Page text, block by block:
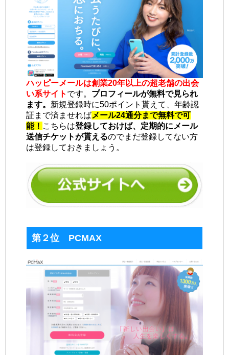
ハッピーメールは創業20年以上の超老舗の出会
い系サイト です。 プロフィールが無料で見られ
ます。 新規登録時に50ポイント貰えて、年齢認
証まで済ませればメール24通分まで無料で可
能！ こちらは登録しておけば、定期的にメール
送信チケットが貰えるのでまだ登録してない方
は登録しておきましょう。
第２位 PCMAX